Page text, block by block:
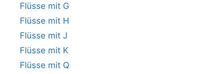
Flüsse mit G
Flüsse mit H
Flüsse mit J
Flüsse mit K
Flüsse mit Q